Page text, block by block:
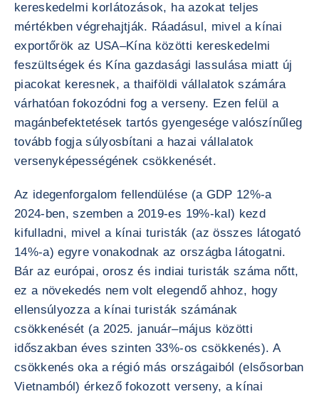
kereskedelmi korlátozások, ha azokat teljes
mértékben végrehajtják. Ráadásul, mivel a kínai
exportőrök az USA–Kína közötti kereskedelmi
feszültségek és Kína gazdasági lassulása miatt új
piacokat keresnek, a thaiföldi vállalatok számára
várhatóan fokozódni fog a verseny. Ezen felül a
magánbefektetések tartós gyengesége valószínűleg
tovább fogja súlyosbítani a hazai vállalatok
versenyképességének csökkenését.
Az idegenforgalom fellendülése (a GDP 12%-a
2024-ben, szemben a 2019-es 19%-kal) kezd
kifulladni, mivel a kínai turisták (az összes látogató
14%-a) egyre vonakodnak az országba látogatni.
Bár az európai, orosz és indiai turisták száma nőtt,
ez a növekedés nem volt elegendő ahhoz, hogy
ellensúlyozza a kínai turisták számának
csökkenését (a 2025. január–május közötti
időszakban éves szinten 33%-os csökkenés). A
csökkenés oka a régió más országaiból (elsősorban
Vietnamból) érkező fokozott verseny, a kínai